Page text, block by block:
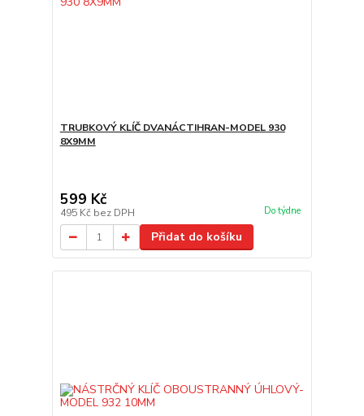
TRUBKOVÝ KLÍČ DVANÁCTIHRAN-MODEL 930
8X9MM
599 Kč
495 Kč bez DPH Do týdne
Přidat do košíku